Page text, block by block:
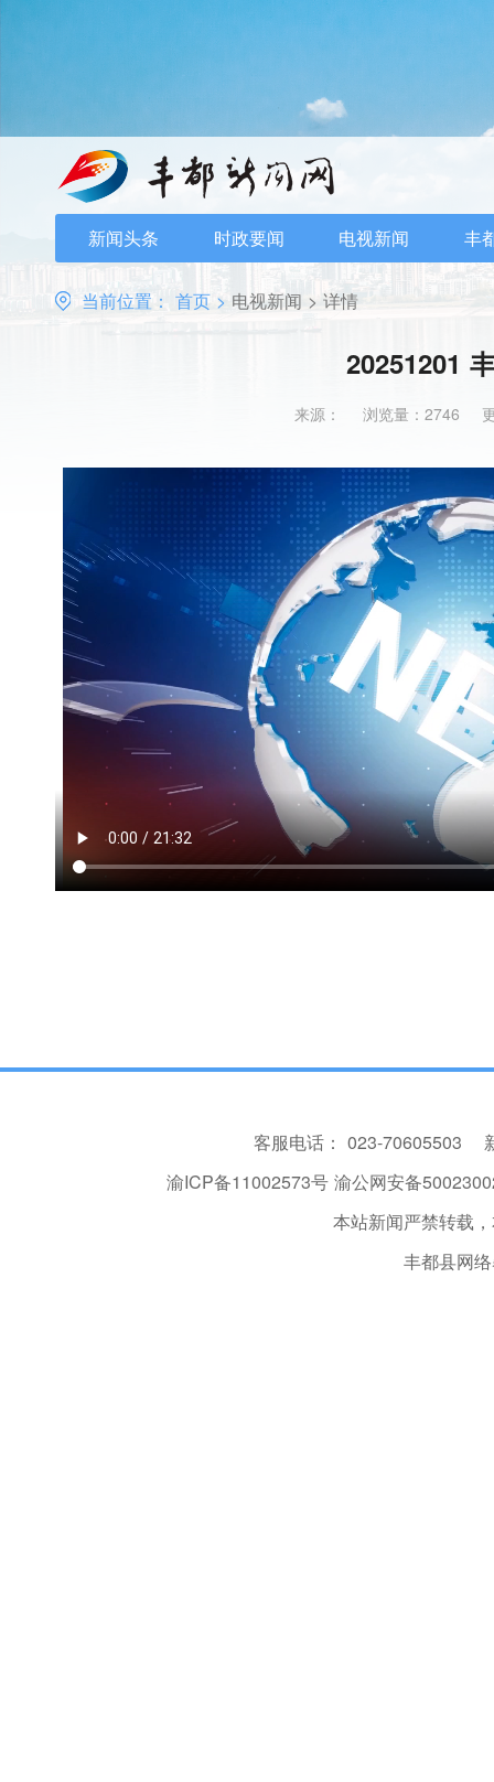
新闻头条 时政要闻 电视新闻 丰
当前位置： 首页 > 电视新闻 > 详情
20251201
来源： 浏览量：2746
客服电话： 023-70605503
渝ICP备11002573号 渝公网安备
本站新闻严禁转载
丰都县网